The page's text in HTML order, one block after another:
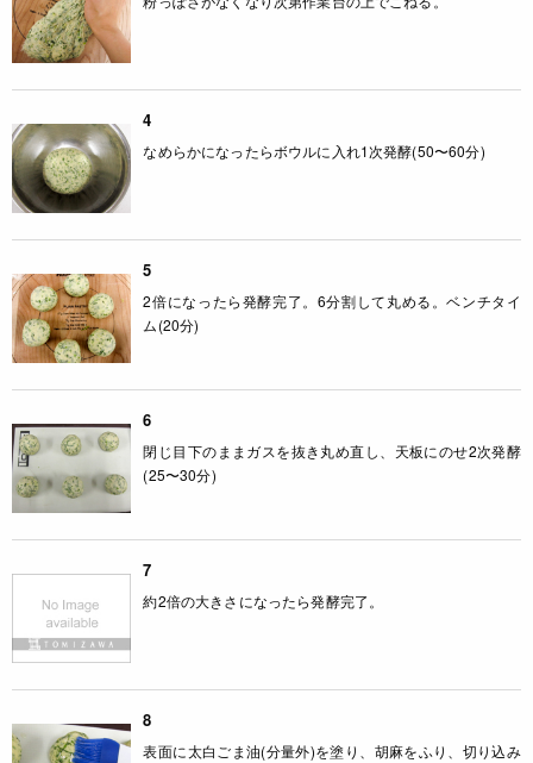
4
なめらかになったらボウルに入れ1次発酵(50〜60分)
5
2倍になったら発酵完了。6分割して丸める。ベンチタイ
ム(20分)
6
閉じ目下のままガスを抜き丸め直し、天板にのせ2次発酵
(25〜30分)
7
約2倍の大きさになったら発酵完了。
8
表面に太白ごま油(分量外)を塗り、胡麻をふり、切り込み